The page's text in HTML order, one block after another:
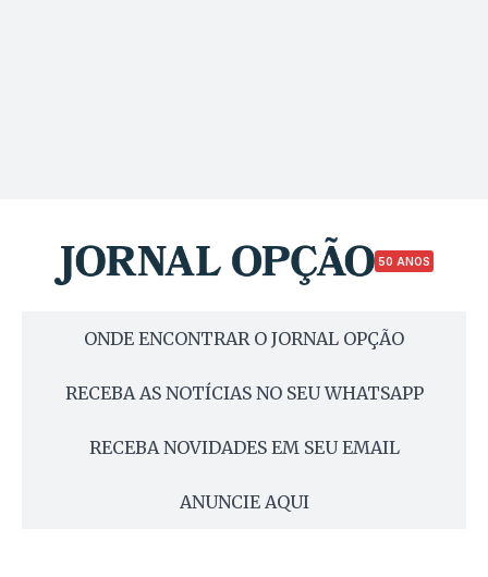
50 ANOS
ONDE ENCONTRAR O JORNAL OPÇÃO
RECEBA AS NOTÍCIAS NO SEU WHATSAPP
RECEBA NOVIDADES EM SEU EMAIL
ANUNCIE AQUI